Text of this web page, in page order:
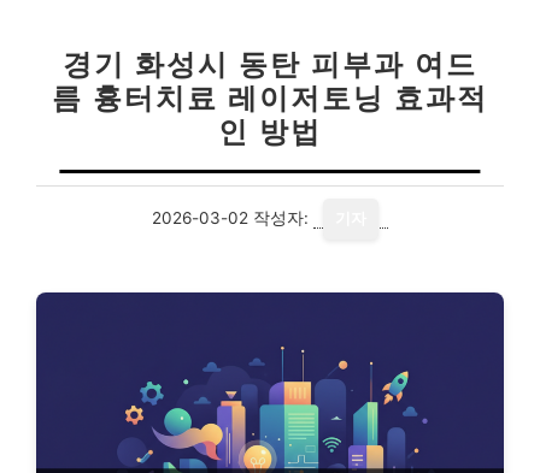
경기 화성시 동탄 피부과 여드
름 흉터치료 레이저토닝 효과적
인 방법
2026-03-02 작성자: